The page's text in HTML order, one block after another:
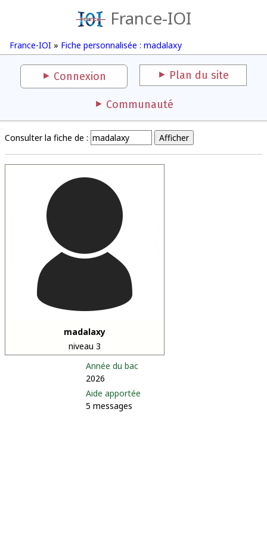
France-IOI
France-IOI » Fiche personnalisée : madalaxy
Connexion Plan du site
Communauté
Consulter la fiche de :
madalaxy
niveau 3
Année du bac
2026
Aide apportée
5 messages